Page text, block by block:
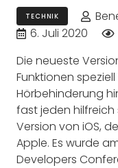
TECHNIK
6. Juli 2020
Die neueste
Funktionen
Hörbehinderung
fast jeden hilfreich
Version von iOS,
Apple. Es wurde
Developers